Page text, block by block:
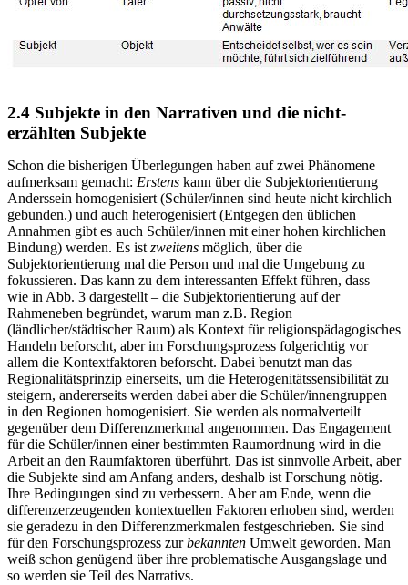
2.4 Subjekte in den Narrativen und die nicht-
erzählten Subjekte
Schon die bisherigen Überlegungen haben auf zwei Phänomene
aufmerksam gemacht: Erstens kann über die Subjektorientierung
Anderssein homogenisiert (Schüler/innen sind heute nicht kirchlich
gebunden.) und auch heterogenisiert (Entgegen den üblichen
Annahmen gibt es auch Schüler/innen mit einer hohen kirchlichen
Bindung) werden. Es istzweitens möglich, über die
Subjektorientierung mal die Person und mal die Umgebung zu
fokussieren. Das kann zu dem interessanten Effekt führen, dass –
wie in Abb. 3 dargestellt – die Subjektorientierung auf der
Rahmeneben begründet, warum man z.B. Region
(ländlicher/städtischer Raum) als Kontext für religionspädagogisches
Handeln beforscht, aber im Forschungsprozess folgerichtig vor
allem die Kontextfaktoren beforscht. Dabei benutzt man das
Regionalitätsprinzip einerseits, um die Heterogenitätssensibilität zu
steigern, andererseits werden dabei aber die Schüler/innengruppen
in den Regionen homogenisiert. Sie werden als normalverteilt
gegenüber dem Differenzmerkmal angenommen. Das Engagement
für die Schüler/innen einer bestimmten Raumordnung wird in die
Arbeit an den Raumfaktoren überführt. Das ist sinnvolle Arbeit, aber
die Subjekte sind am Anfang anders, deshalb ist Forschung nötig.
Ihre Bedingungen sind zu verbessern. Aber am Ende, wenn die
differenzerzeugenden kontextuellen Faktoren erhoben sind, werden
sie geradezu in den Differenzmerkmalen festgeschrieben. Sie sind
für den Forschungsprozess zurbekannten Umwelt geworden. Man
weiß schon genügend über ihre problematische Ausgangslage und
so werden sie Teil des Narrativs.